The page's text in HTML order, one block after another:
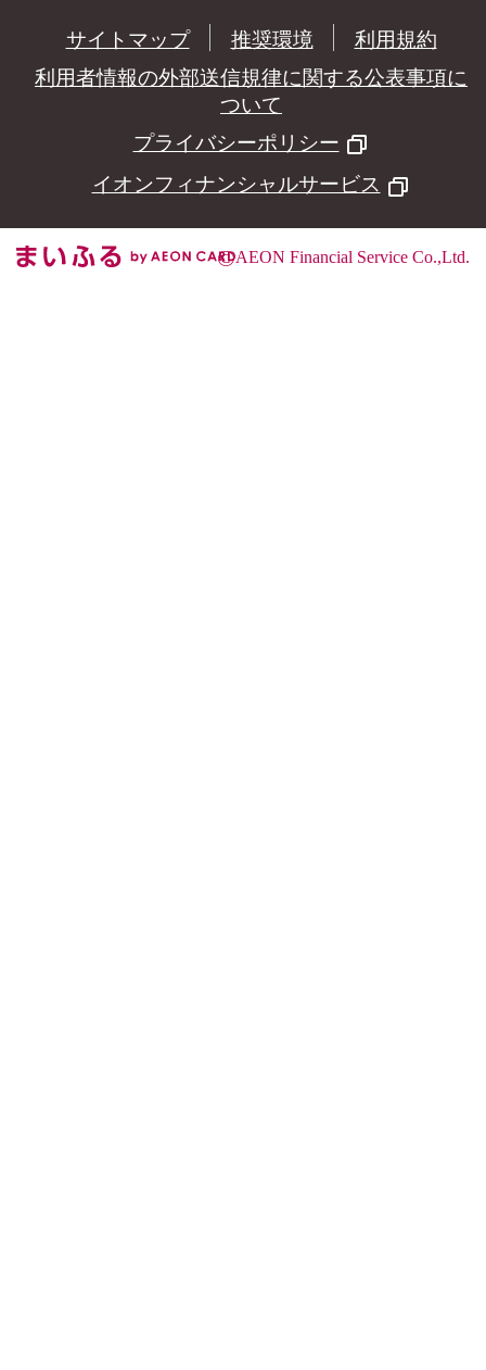
サイトマップ 推奨環境
利用規約
利用者情報の外部送信規律に関する公表事項に
ついて
プライバシーポリシー
イオンフィナンシャルサービス
©AEON Financial Service Co.,Ltd.